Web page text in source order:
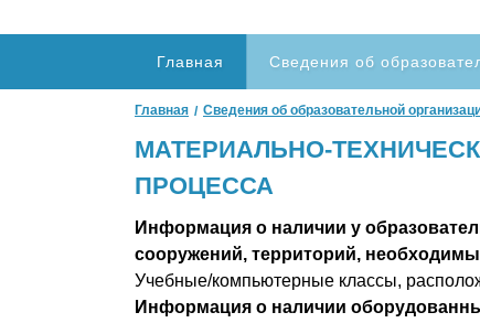
Главная Сведения об
Главная Сведения об образовательной
МАТЕРИАЛЬНО-
ПРОЦЕССА
Информация о наличии у
сооружений, территорий,
Учебные/компьютерные классы,
Информация о наличии